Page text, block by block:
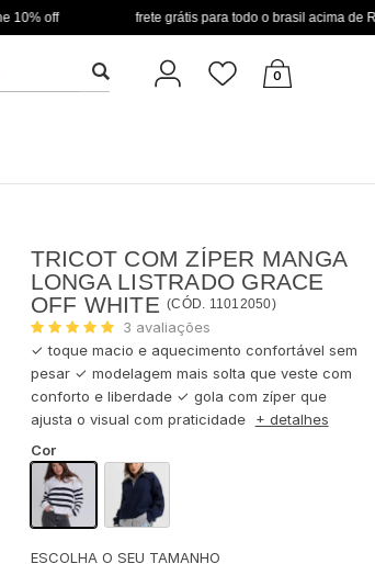
frete grátis para todo o brasil acima de R$ 349
0
TRICOT COM ZÍPER MANGA
LONGA LISTRADO GRACE
OFF WHITE(CÓD. 11012050)
3 avaliações
✓ toque macio e aquecimento confortável sem
pesar ✓ modelagem mais solta que veste com
conforto e liberdade ✓ gola com zíper que
ajusta o visual com praticidade
+ detalhes
Cor